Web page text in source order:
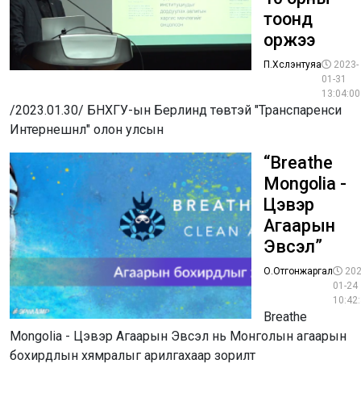
тоонд
оржээ
П.Хүслэнтуяа
2023-
01-31
13:04:00
/2023.01.30/ БНХГУ-ын Берлинд төвтэй "Транспаренси
Интернешнл" олон улсын
“Breathe
Mongolia -
Цэвэр
Агаарын
Эвсэл”
О.Отгонжаргал
01-24
Breathe
Mongolia - Цэвэр Агаарын Эвсэл нь Монголын агаарын
бохирдлын хямралыг арилгахаар зорилт